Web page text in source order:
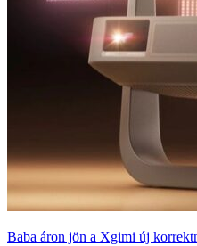
Baba áron jön a Xgimi új